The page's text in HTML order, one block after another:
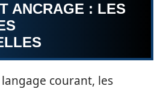
ANCRAGE : LES
courant, les